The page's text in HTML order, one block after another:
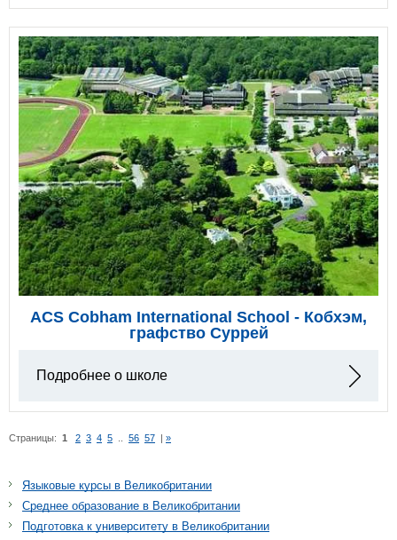
ACS Cobham International School - Кобхэм,
графство Суррей
Подробнее о школе
Страницы: 1 2 3 4 5 56 57 | »
Языковые курсы в Великобритании
Среднее образование в Великобритании
Подготовка к университету в Великобритании